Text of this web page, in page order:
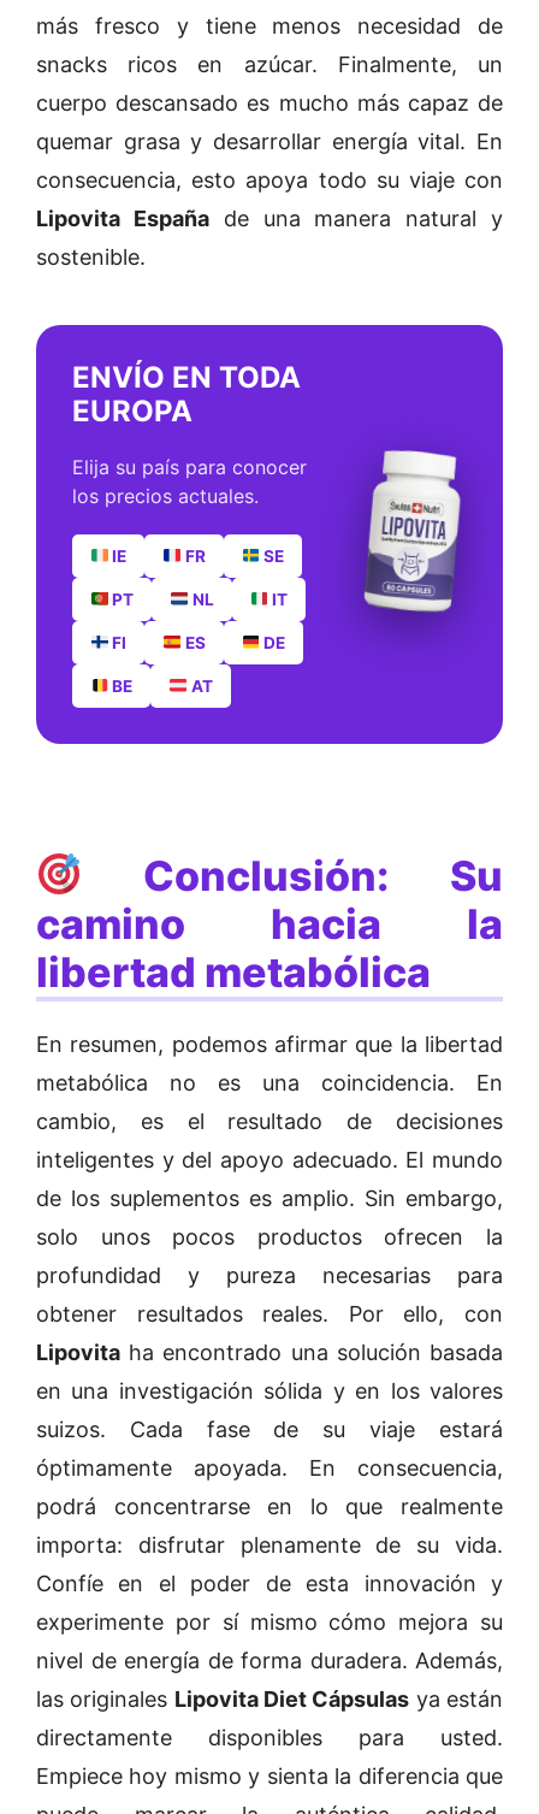
más fresco y tiene menos necesidad de
snacks ricos en azúcar. Finalmente, un
cuerpo descansado es mucho más capaz de
quemar grasa y desarrollar energía vital. En
consecuencia, esto apoya todo su viaje con
Lipovita Españade una manera natural y
sostenible.
ENVÍO EN TODA
EUROPA
Elija su país para conocer
los precios actuales.
IE FR SE
PT NL IT
FI ES DE
BE AT
Conclusión: Su
camino hacia la
libertad metabólica
En resumen, podemos afirmar que la libertad
metabólica no es una coincidencia. En
cambio, es el resultado de decisiones
inteligentes y del apoyo adecuado. El mundo
de los suplementos es amplio. Sin embargo,
solo unos pocos productos ofrecen la
profundidad y pureza necesarias para
obtener resultados reales. Por ello, con
Lipovita ha encontrado una solución basada
en una investigación sólida y en los valores
suizos. Cada fase de su viaje estará
óptimamente apoyada. En consecuencia,
podrá concentrarse en lo que realmente
importa: disfrutar plenamente de su vida.
Confíe en el poder de esta innovación y
experimente por sí mismo cómo mejora su
nivel de energía de forma duradera. Además,
las originales Lipovita Diet Cápsulas ya están
directamente disponibles para usted.
Empiece hoy mismo y sienta la diferencia que